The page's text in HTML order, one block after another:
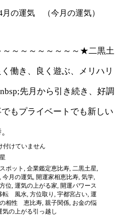
月の運気 （今月の運気）
～～～～～～～～～★二黒土
働き、良く遊ぶ、メリハリ
先月から引き続き、好調
もプライベートでも新しい
付けていません
ポット , 企業鑑定恵比寿, 二黒土星,
, 今月の運気, 開運家相恵比寿, 気学,
方位, 運気の上がる家, 開運パワース
転 風水, 方位取り , 宇都宮占い, 運
相性 恵比寿, 親子関係, お金の悩
気の上がる引っ越し